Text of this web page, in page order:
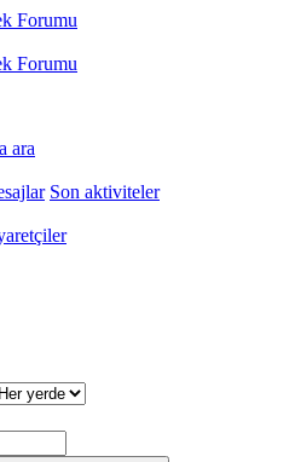
ara
Son aktiviteler